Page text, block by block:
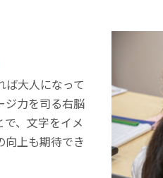
ば大人になって
ジ力を司る右脳
、文字をイメ
向上も期待でき